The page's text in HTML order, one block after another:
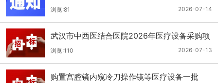
通知
2026-07-14
浏览:81
武汉市中西医结合医院2026年医疗设备采购项
目四公开招标公告
2026-07-13
浏览:110
购置宫腔镜内窥冷刀操作镜等医疗设备一批